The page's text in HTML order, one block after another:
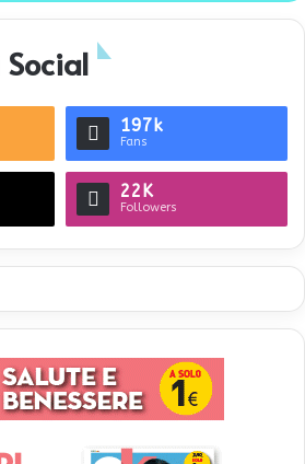
197k
Fans
22K
Followers